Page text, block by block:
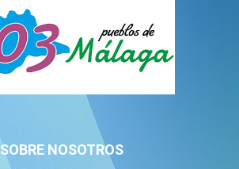
SOBRE NOSOTROS